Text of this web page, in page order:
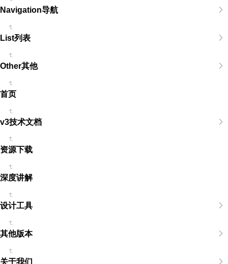
Navigation导航
List列表
Other其他
首页
v3技术文档
资源下载
深度讲解
设计工具
其他版本
关于我们